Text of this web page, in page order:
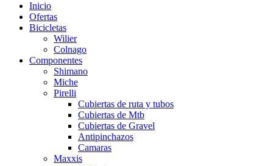
Inicio
Ofertas
Bicicletas
Wilier
Colnago
Componentes
Shimano
Miche
Pirelli
Cubiertas de ruta y tubos
Cubiertas de Mtb
Cubiertas de Gravel
Antipinchazos
Camaras
Maxxis